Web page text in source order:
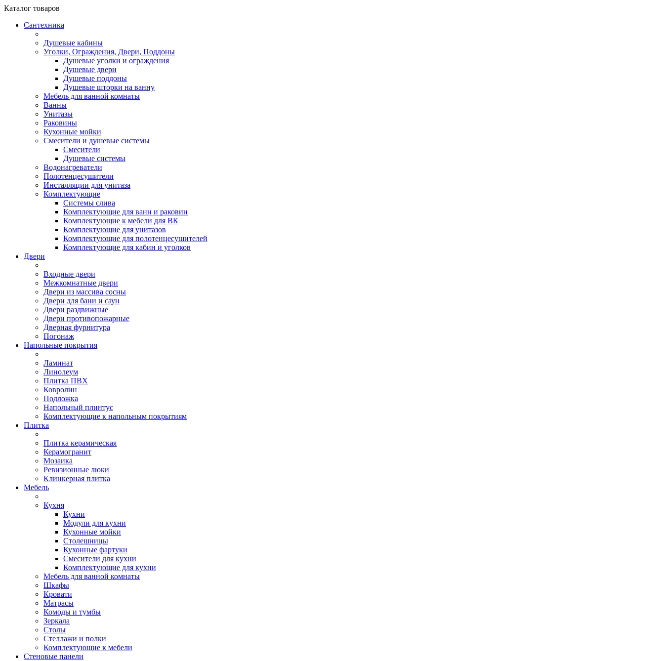
Каталог товаров
Сантехника
Душевые кабины
Уголки, Ограждения, Двери, Поддоны
Душевые уголки и ограждения
Душевые двери
Душевые поддоны
Душевые шторки на ванну
Мебель для ванной комнаты
Ванны
Унитазы
Раковины
Кухонные мойки
Смесители и душевые системы
Смесители
Душевые системы
Водонагреватели
Полотенцесушители
Инсталляции для унитаза
Комплектующие
Системы слива
Комплектующие для ванн и раковин
Комплектующие к мебели для ВК
Комплектующие для унитазов
Комплектующие для полотенцесушителей
Комплектующие для кабин и уголков
Двери
Входные двери
Межкомнатные двери
Двери из массива сосны
Двери для бани и саун
Двери раздвижные
Двери противопожарные
Дверная фурнитура
Погонаж
Напольные покрытия
Ламинат
Линолеум
Плитка ПВХ
Ковролин
Подложка
Напольный плинтус
Комплектующие к напольным покрытиям
Плитка
Плитка керамическая
Керамогранит
Мозаика
Ревизионные люки
Клинкерная плитка
Мебель
Кухня
Кухни
Модули для кухни
Кухонные мойки
Столешницы
Кухонные фартуки
Смесители для кухни
Комплектующие для кухни
Мебель для ванной комнаты
Шкафы
Кровати
Матрасы
Комоды и тумбы
Зеркала
Столы
Стеллажи и полки
Комплектующие к мебели
Стеновые панели